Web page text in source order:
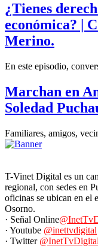
¿Tienes
económica? |
Merino.
En este episodio,
Marchan en
Soledad
Familiares, amigos,
T-Vinet Digital es un
regional, con sedes en
oficinas se ubican en el
Osorno.
· Señal Online
· Youtube @inettvdigital
· Twitter @InetTvDigital